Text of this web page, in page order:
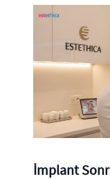
İmplant